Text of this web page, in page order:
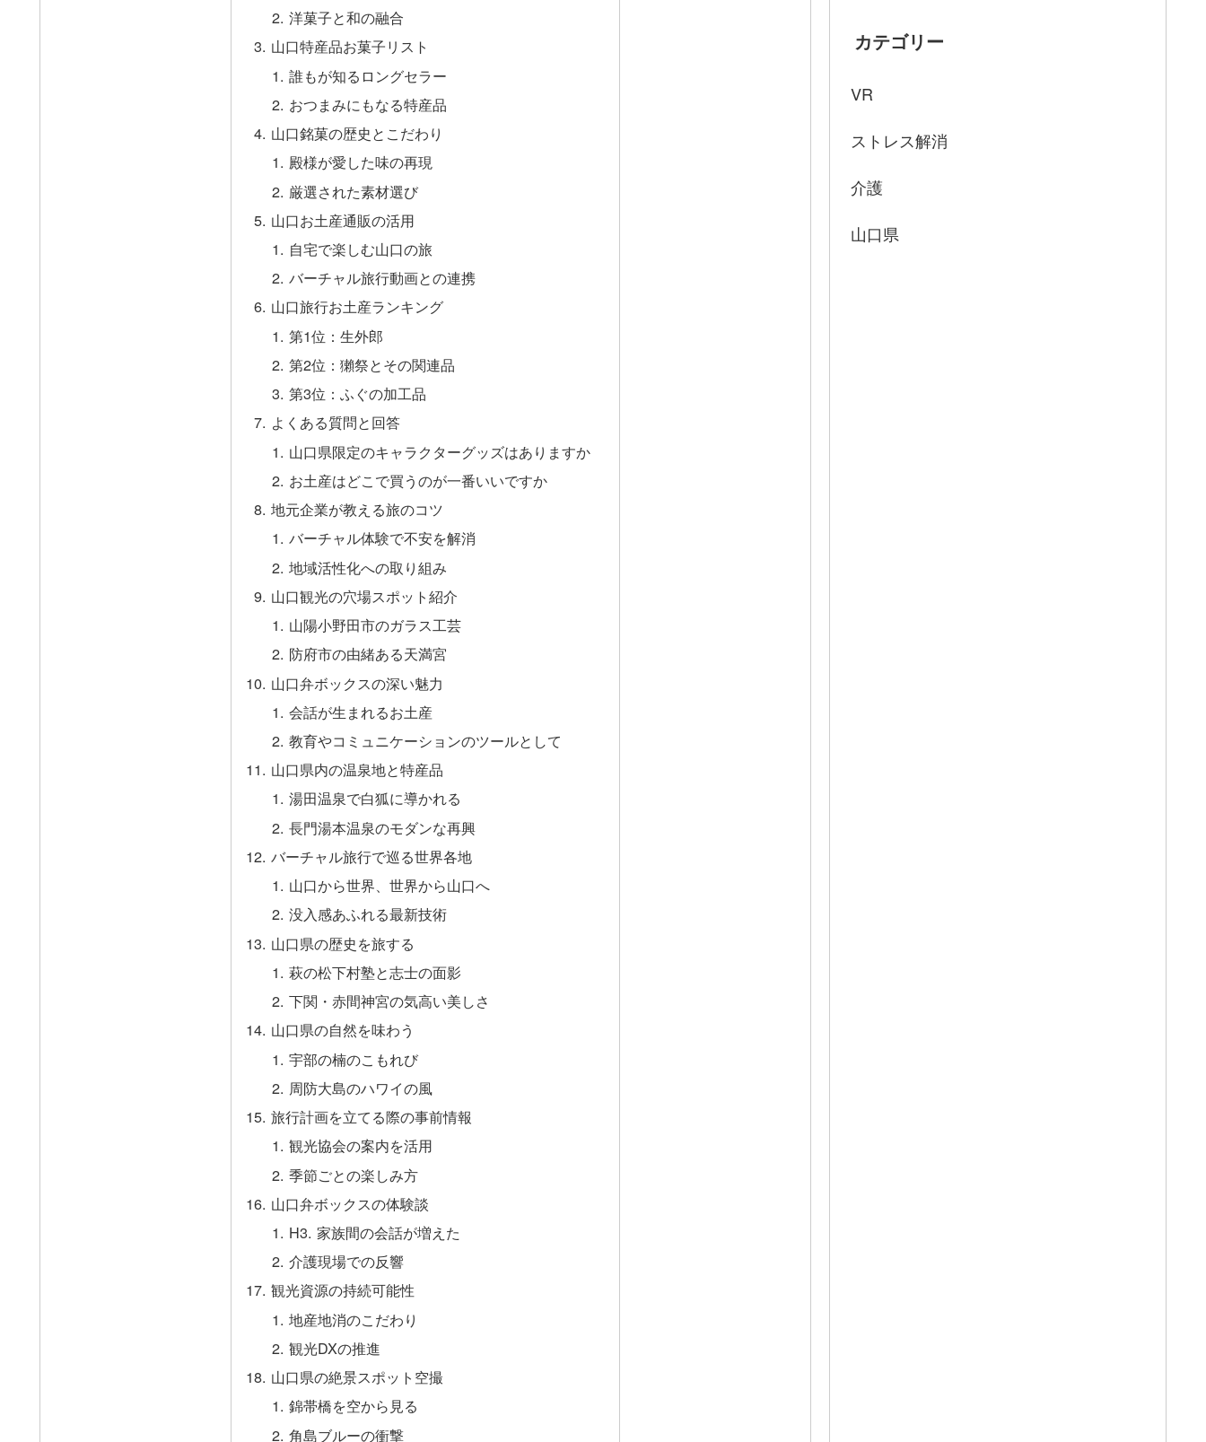
洋菓子と和の融合
山口特産品お菓子リスト
誰もが知るロングセラー
おつまみにもなる特産品
山口銘菓の歴史とこだわり
殿様が愛した味の再現
厳選された素材選び
山口お土産通販の活用
自宅で楽しむ山口の旅
バーチャル旅行動画との連携
山口旅行お土産ランキング
第1位：生外郎
第2位：獺祭とその関連品
第3位：ふぐの加工品
よくある質問と回答
山口県限定のキャラクターグッズはありますか
お土産はどこで買うのが一番いいですか
地元企業が教える旅のコツ
バーチャル体験で不安を解消
地域活性化への取り組み
山口観光の穴場スポット紹介
山陽小野田市のガラス工芸
防府市の由緒ある天満宮
山口弁ボックスの深い魅力
会話が生まれるお土産
教育やコミュニケーションのツールとして
山口県内の温泉地と特産品
湯田温泉で白狐に導かれる
長門湯本温泉のモダンな再興
バーチャル旅行で巡る世界各地
山口から世界、世界から山口へ
没入感あふれる最新技術
山口県の歴史を旅する
萩の松下村塾と志士の面影
下関・赤間神宮の気高い美しさ
山口県の自然を味わう
宇部の楠のこもれび
周防大島のハワイの風
旅行計画を立てる際の事前情報
観光協会の案内を活用
季節ごとの楽しみ方
山口弁ボックスの体験談
H3. 家族間の会話が増えた
介護現場での反響
観光資源の持続可能性
地産地消のこだわり
観光DXの推進
山口県の絶景スポット空撮
錦帯橋を空から見る
角島ブルーの衝撃
カテゴリー
VR
ストレス解消
介護
山口県